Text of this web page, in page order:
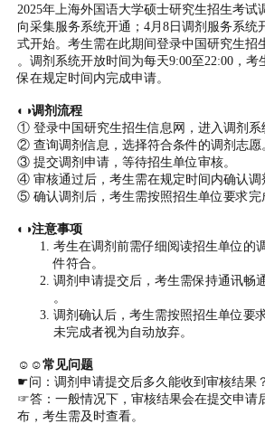
2025年上海外国语大学硕士研究生招生考试
向采集服务系统开通；4月8日调剂服务系统
式开始。考生需在此期间登录中国研究生招
。调剂系统开放时间为每天9:00至22:00，
保在规定时间内完成申请。
◐◑调剂流程
① 登录中国研究生招生信息网，进入调剂系
② 查询调剂信息，选择符合条件的调剂志愿
③ 提交调剂申请，等待招生单位审核。
④ 审核通过后，考生需在规定时间内确认调
⑤ 确认调剂后，考生需按照招生单位要求完
◐◑注意事项
考生在调剂前需仔细阅读招生单位的
件符合。
调剂申请提交后，考生需保持通讯畅
。
调剂确认后，考生需按照招生单位要
未完成者视为自动放弃。
☺☺常见问题
☛问：调剂申请提交后多久能收到审核结果
☞答：一般情况下，审核结果会在提交申请
布，考生需及时查看。